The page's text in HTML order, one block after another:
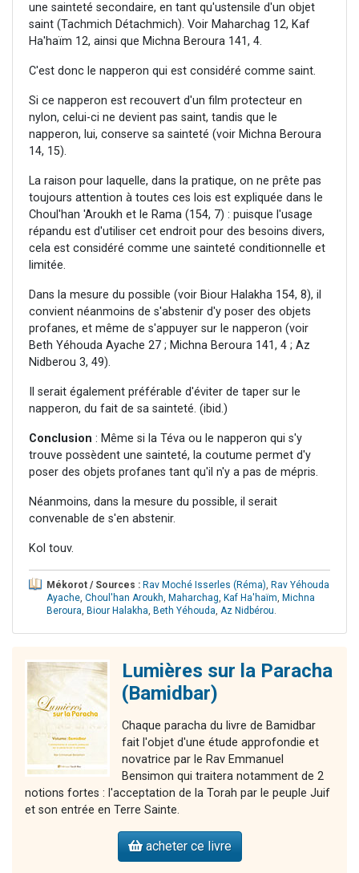
une sainteté secondaire, en tant qu'ustensile d'un objet
saint (Tachmich Détachmich). Voir Maharchag 12, Kaf
Ha'haïm 12, ainsi que Michna Beroura 141, 4.
C'est donc le napperon qui est considéré comme saint.
Si ce napperon est recouvert d'un film protecteur en
nylon, celui-ci ne devient pas saint, tandis que le
napperon, lui, conserve sa sainteté (voir Michna Beroura
14, 15).
La raison pour laquelle, dans la pratique, on ne prête pas
toujours attention à toutes ces lois est expliquée dans le
Choul'han 'Aroukh et le Rama (154, 7) : puisque l'usage
répandu est d'utiliser cet endroit pour des besoins divers,
cela est considéré comme une sainteté conditionnelle et
limitée.
Dans la mesure du possible (voir Biour Halakha 154, 8), il
convient néanmoins de s'abstenir d'y poser des objets
profanes, et même de s'appuyer sur le napperon (voir
Beth Yéhouda Ayache 27 ; Michna Beroura 141, 4 ; Az
Nidberou 3, 49).
Il serait également préférable d'éviter de taper sur le
napperon, du fait de sa sainteté. (ibid.)
Conclusion : Même si la Téva ou le napperon qui s'y
trouve possèdent une sainteté, la coutume permet d'y
poser des objets profanes tant qu'il n'y a pas de mépris.
Néanmoins, dans la mesure du possible, il serait
convenable de s'en abstenir.
Kol touv.
Mékorot / Sources : Rav Moché Isserles (Réma), Rav Yéhouda
Ayache, Choul'han Aroukh, Maharchag, Kaf Ha'haïm, Michna
Beroura, Biour Halakha, Beth Yéhouda, Az Nidbérou.
Lumières sur la Paracha
(Bamidbar)
Chaque paracha du livre de Bamidbar
fait l'objet d'une étude approfondie et
novatrice par le Rav Emmanuel
Bensimon qui traitera notamment de 2
notions fortes : l'acceptation de la Torah par le peuple Juif
et son entrée en Terre Sainte.
acheter ce livre